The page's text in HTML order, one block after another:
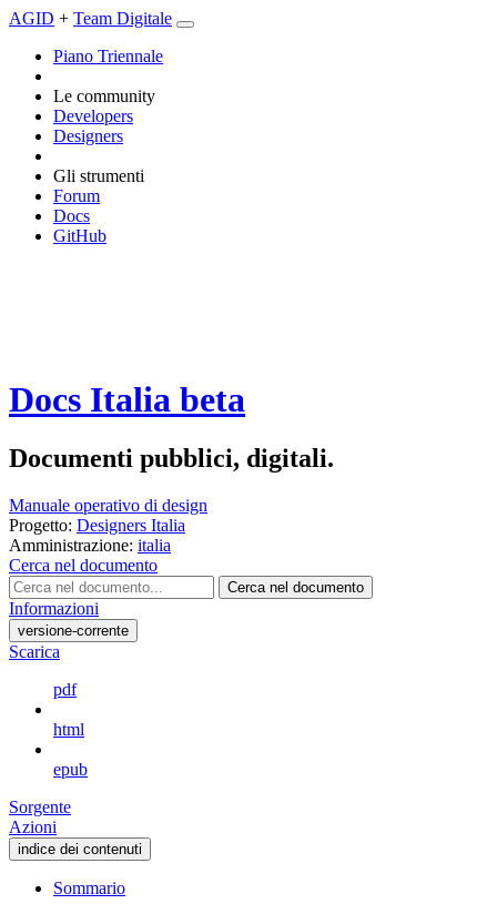
AGID + Team Digitale
Piano Triennale
Le community
Developers
Designers
Gli strumenti
Forum
Docs
GitHub
Docs Italia beta
Documenti pubblici, digitali.
Manuale operativo di design
Progetto: Designers Italia
Amministrazione: italia
Cerca nel documento
Cerca nel documento
Informazioni
versione-corrente
Scarica
pdf
html
epub
Sorgente
Azioni
indice dei contenuti
Sommario